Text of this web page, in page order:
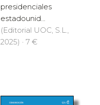
presidenciales
estadounid...
(Editorial UOC, S.L.,
2025) · 7 €